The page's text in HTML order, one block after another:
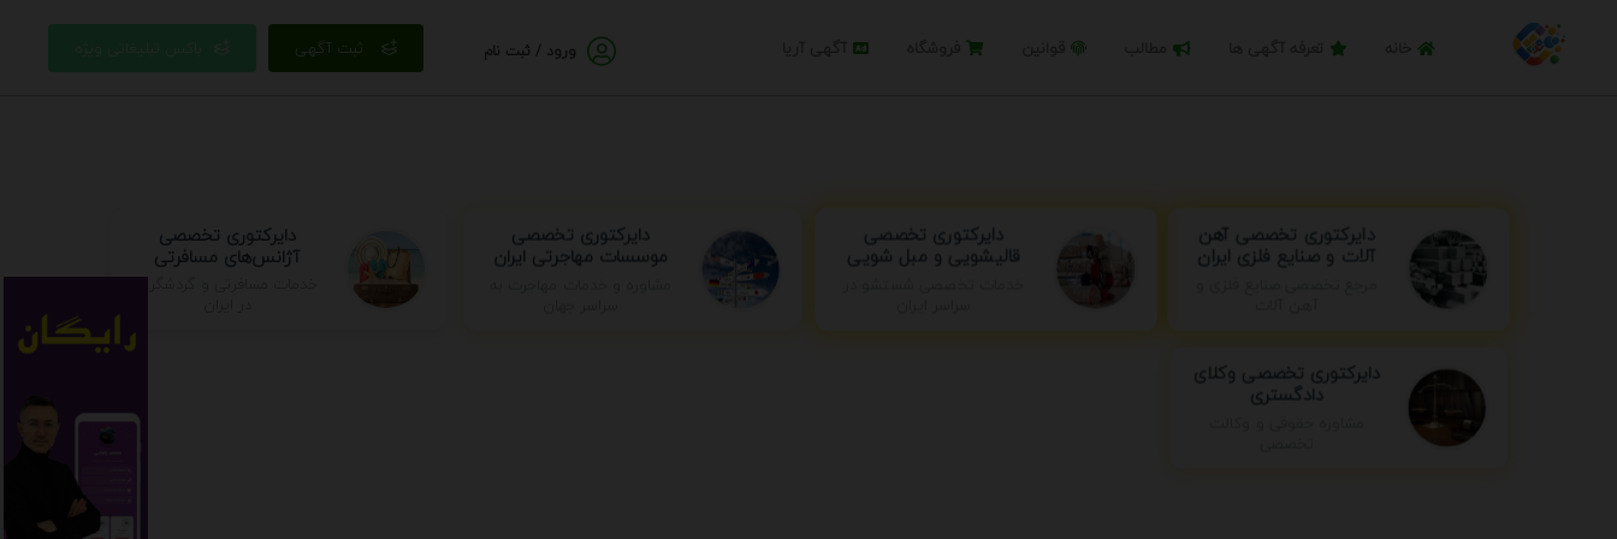
ثبت آگهی ورود / ثبت نام
دایرکتوری تخصصی آهن
آلات و صنایع فلزی ایران
دایرکتوری تخصصی
قالیشویی و مبل شویی
دایرکتوری تخصصی
موسسات مهاجرتی ایران
دایرکتوری تخصصی
آژانس‌های مسافرتی
خدمات مسافرتی و گردشگری
دایرکتوری تخصصی وکلای
دادگستری